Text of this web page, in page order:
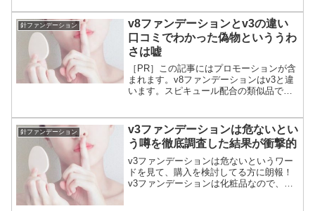
な針ファンデと話題。針ファンデーショ
ンといえばv...
針ファンデーション
v8ファンデーションとv3の違い
口コミでわかった偽物といううわ
さは嘘
［PR］この記事にはプロモーションが含
まれます。v8ファンデーションはv3と違
います。スピキュール配合の類似品で
た。だからv8ファンデーションを扱う美
容院やサロンが増...
針ファンデーション
v3ファンデーションは危ないとい
う噂を徹底調査した結果が衝撃的
v3ファンデーションは危ないというワー
ドを見て、購入を検討してる方に朗報！
v3ファンデーションは化粧品なので、医